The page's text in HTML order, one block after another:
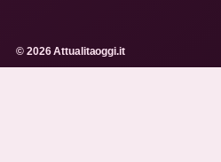
© 2026 Attualitaoggi.it